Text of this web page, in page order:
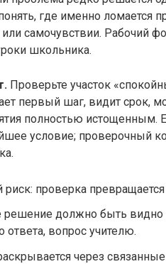
где именно ломается
самочувствии. Рабочий
школьника.
Проверьте участок
первый шаг, видит срок,
полностью истощенным.
условие; проверочный
риск: проверка
решение должно быть видно
ответа, вопрос учителю.
через связанные